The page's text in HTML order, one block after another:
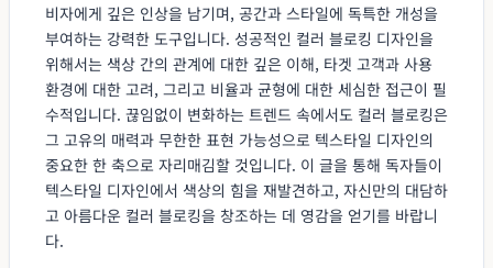
비자에게 깊은 인상을 남기며, 공간과 스타일에 독특한 개성을
부여하는 강력한 도구입니다. 성공적인 컬러 블로킹 디자인을
위해서는 색상 간의 관계에 대한 깊은 이해, 타겟 고객과 사용
환경에 대한 고려, 그리고 비율과 균형에 대한 세심한 접근이 필
수적입니다. 끊임없이 변화하는 트렌드 속에서도 컬러 블로킹은
그 고유의 매력과 무한한 표현 가능성으로 텍스타일 디자인의
중요한 한 축으로 자리매김할 것입니다. 이 글을 통해 독자들이
텍스타일 디자인에서 색상의 힘을 재발견하고, 자신만의 대담하
고 아름다운 컬러 블로킹을 창조하는 데 영감을 얻기를 바랍니
다.